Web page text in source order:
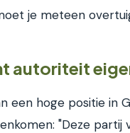
je meteen
autoriteit
een hoge positie in
"Deze partij